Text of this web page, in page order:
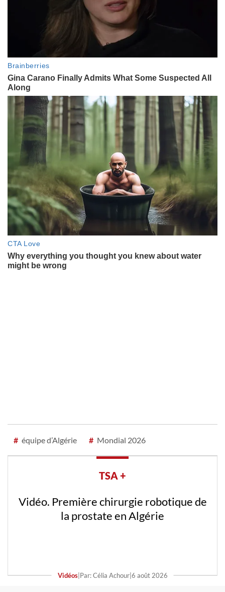
# équipe d’Algérie # Mondial 2026
TSA +
Vidéo. Première chirurgie robotique de
la prostate en Algérie
Vidéos| Par: Célia Achour| 6 août 2026